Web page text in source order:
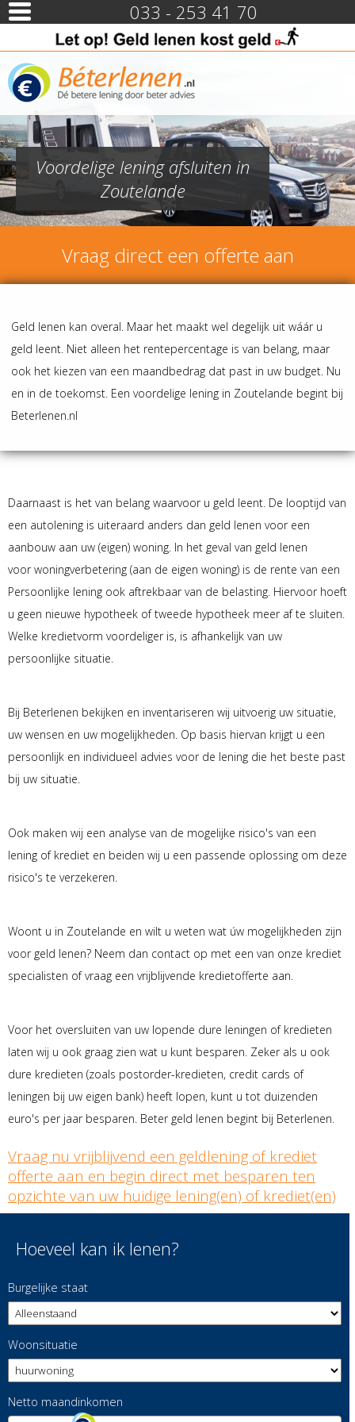
033 - 253 41 70
Voordelige lening afsluiten in
Zoutelande
Vraag direct een offerte aan
Geld lenen kan overal. Maar het maakt wel degelijk uit wáár u
geld leent. Niet alleen het rentepercentage is van belang, maar
ook het kiezen van een maandbedrag dat past in uw budget. Nu
en in de toekomst. Een voordelige lening in Zoutelande begint bij
Beterlenen.nl
Daarnaast is het van belang waarvoor u geld leent. De looptijd van
een autolening is uiteraard anders dan geld lenen voor een
aanbouw aan uw (eigen) woning. In het geval van geld lenen
voor woningverbetering (aan de eigen woning) is de rente van een
Persoonlijke lening ook aftrekbaar van de belasting. Hiervoor hoeft
u geen nieuwe hypotheek of tweede hypotheek meer af te sluiten.
Welke kredietvorm voordeliger is, is afhankelijk van uw
persoonlijke situatie.
Bij Beterlenen bekijken en inventariseren wij uitvoerig uw situatie,
uw wensen en uw mogelijkheden. Op basis hiervan krijgt u een
persoonlijk en individueel advies voor de lening die het beste past
bij uw situatie.
Ook maken wij een analyse van de mogelijke risico's van een
lening of krediet en beiden wij u een passende oplossing om deze
risico's te verzekeren.
Woont u in Zoutelande en wilt u weten wat úw mogelijkheden zijn
voor geld lenen? Neem dan contact op met een van onze krediet
specialisten of vraag een vrijblijvende kredietofferte aan.
Voor het oversluiten van uw lopende dure leningen of kredieten
laten wij u ook graag zien wat u kunt besparen. Zeker als u ook
dure kredieten (zoals postorder-kredieten, credit cards of
leningen bij uw eigen bank) heeft lopen, kunt u tot duizenden
euro's per jaar besparen. Beter geld lenen begint bij Beterlenen.
Vraag nu vrijblijvend een geldlening of krediet
offerte aan en begin direct met besparen ten
opzichte van uw huidige lening(en) of krediet(en)
Hoeveel kan ik lenen?
Burgelijke staat
Woonsituatie
Netto maandinkomen